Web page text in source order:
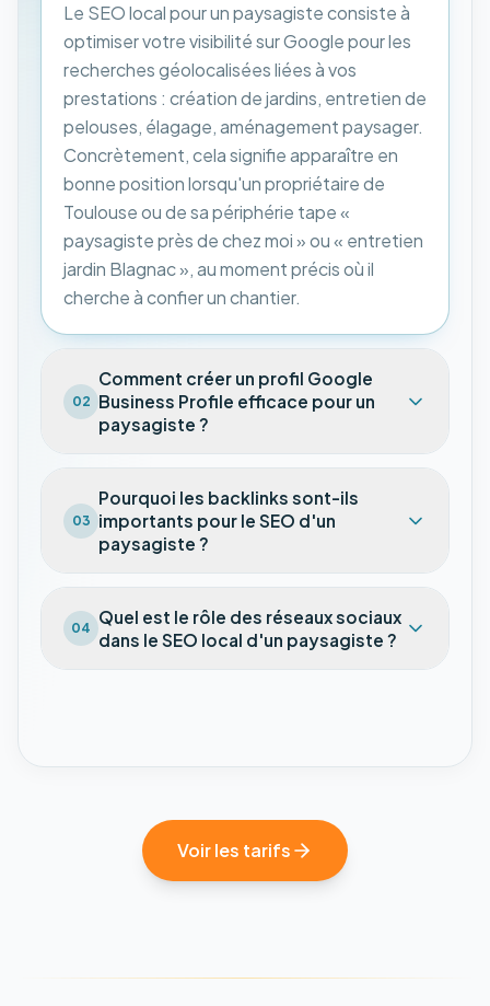
Le SEO local pour un paysagiste consiste à
optimiser votre visibilité sur Google pour les
recherches géolocalisées liées à vos
prestations : création de jardins, entretien de
pelouses, élagage, aménagement paysager.
Concrètement, cela signifie apparaître en
bonne position lorsqu'un propriétaire de
Toulouse ou de sa périphérie tape «
paysagiste près de chez moi » ou « entretien
jardin Blagnac », au moment précis où il
cherche à confier un chantier.
02
Comment créer un profil Google
Business Profile efficace pour un
paysagiste ?
03
Pourquoi les backlinks sont-ils
importants pour le SEO d'un
paysagiste ?
04
Quel est le rôle des réseaux sociaux
dans le SEO local d'un paysagiste ?
Voir les tarifs